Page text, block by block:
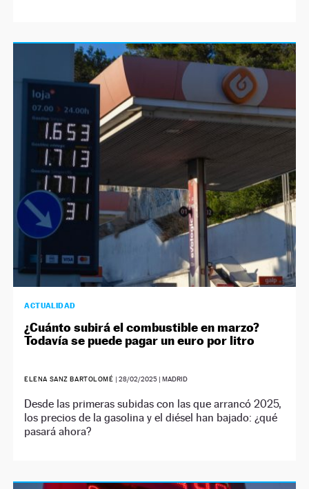
ACTUALIDAD
¿Cuánto subirá el combustible en marzo?
Todavía se puede pagar un euro por litro
ELENA SANZ BARTOLOMÉ | 28/02/2025| MADRID
Desde las primeras subidas con las que arrancó 2025,
los precios de la gasolina y el diésel han bajado: ¿qué
pasará ahora?